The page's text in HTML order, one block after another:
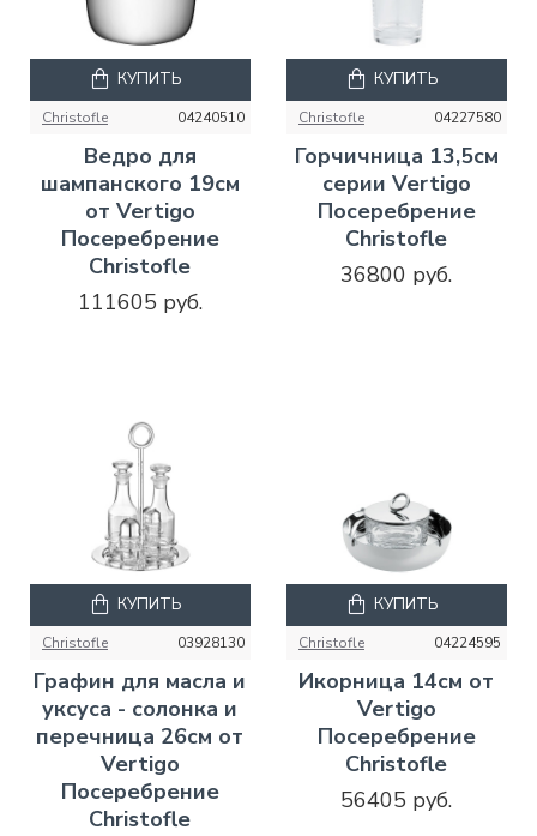
Christofle 04240510
Ведро для
шампанского 19см
от Vertigo
Посеребрение
Christofle
111605 руб.
КУПИТЬ
Christofle 04227580
Горчичница 13,5см
серии Vertigo
Посеребрение
Christofle
36800 руб.
КУПИТЬ
Christofle 03928130
Графин для масла и
уксуса - солонка и
перечница 26см от
Vertigo
Посеребрение
Christofle
КУПИТЬ
Christofle 04224595
Икорница 14см от
Vertigo
Посеребрение
Christofle
56405 руб.
КУПИТЬ